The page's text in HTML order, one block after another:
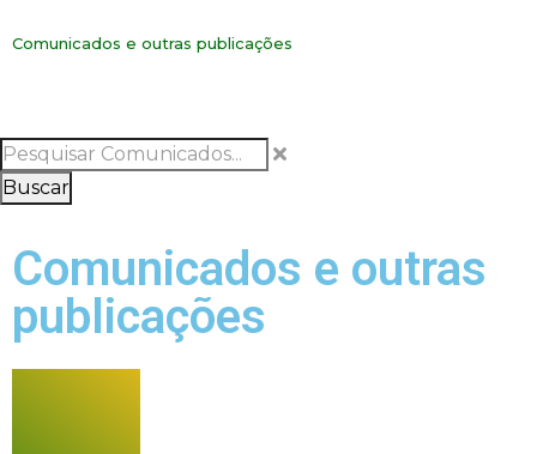
Comunicados e outras publicações
Buscar
Comunicados e outras
publicações